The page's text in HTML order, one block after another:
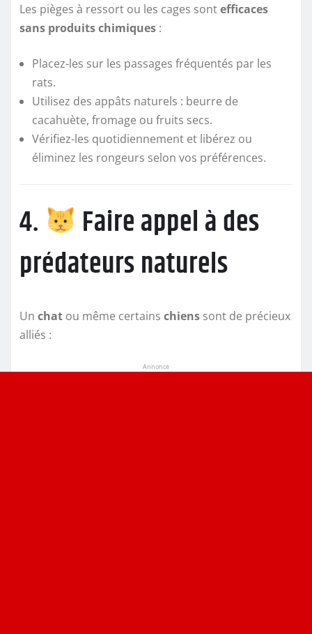
Les pièges à ressort ou les cages sontefficaces
sans produits chimiques :
Placez-les sur les passages fréquentés par les
rats.
Utilisez des appâts naturels : beurre de
cacahuète, fromage ou fruits secs.
Vérifiez-les quotidiennement et libérez ou
éliminez les rongeurs selon vos préférences.
4.
Faire appel à des
prédateurs naturels
Un chat ou même certains chiens sont de précieux
alliés :
Annonce